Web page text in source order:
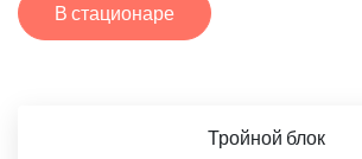
В стационаре
Тройной блок